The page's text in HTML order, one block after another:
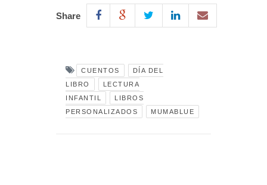
Share
CUENTOS
DÍA DEL
LIBRO
LECTURA
INFANTIL
LIBROS
PERSONALIZADOS
MUMABLUE